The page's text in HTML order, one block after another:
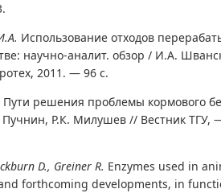
Использование отходов
научно-аналит. обзор / И.А.
2011. — 96 с.
Пути решения проблемы кормового
Р.К. Милушев // Вестник
D., Greiner R. Enzymes used in
forthcoming developments, in